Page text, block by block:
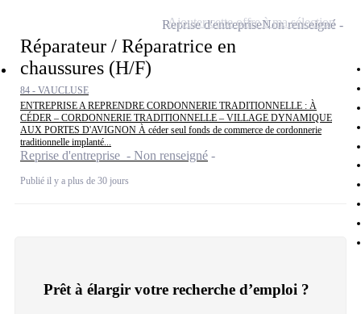
Réparateur / Réparatrice en
chaussures (H/F)
84 - VAUCLUSE
ENTREPRISE A REPRENDRE CORDONNERIE TRADITIONNELLE : À
CÉDER – CORDONNERIE TRADITIONNELLE – VILLAGE DYNAMIQUE
AUX PORTES D'AVIGNON À céder seul fonds de commerce de cordonnerie
traditionnelle implanté...
Reprise d'entreprise - Non renseigné
Publié il y a plus de 30 jours
Reprise d'entrepriseNon renseigné
Ajouter cette offre à ma sélection
Prêt à élargir votre recherche d’emploi ?